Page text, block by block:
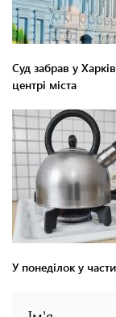
Суд забрав у
центрі міста
У понеділок у